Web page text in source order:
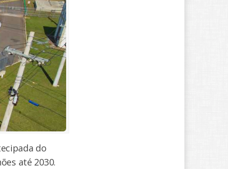
do
até 2030.